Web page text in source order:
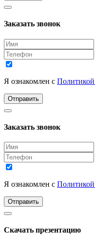
Заказать звонок
Я ознакомлен с
Отправить
Заказать звонок
Я ознакомлен с
Отправить
Скачать презентацию